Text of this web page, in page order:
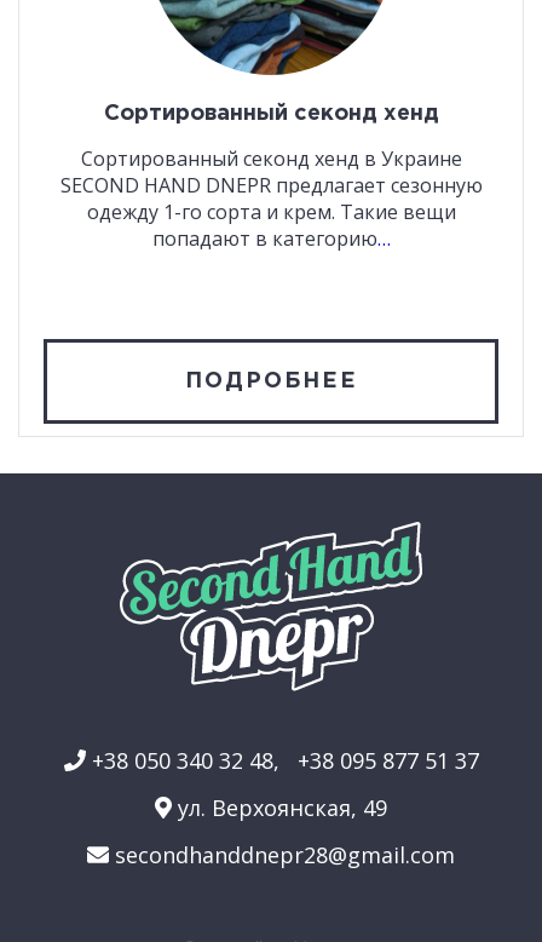
Сортированный секонд хенд
Сортированный секонд хенд в Украине
SECOND HAND DNEPR предлагает сезонную
одежду 1-го сорта и крем. Такие вещи
попадают в категорию…
ПОДРОБНЕЕ
+38 050 340 32 48,
+38 095 877 51 37
ул. Верхоянская, 49
secondhanddnepr28@gmail.com